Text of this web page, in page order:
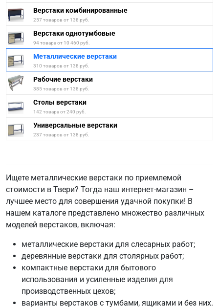
Верстаки комбинированные
257 товаров от 138 руб.
Верстаки однотумбовые
94 товара от 10 460 руб.
Металлические верстаки
310 товаров от 138 руб.
Рабочие верстаки
385 товаров от 138 руб.
Столы верстаки
142 товара от 240 руб.
Универсальные верстаки
237 товаров от 138 руб.
Ищете металлические верстаки по приемлемой
стоимости в Твери? Тогда наш интернет-магазин –
лучшее место для совершения удачной покупки! В
нашем каталоге представлено множество различных
моделей верстаков, включая:
металлические верстаки для слесарных работ;
деревянные верстаки для столярных работ;
компактные верстаки для бытового
использования и усиленные изделия для
производственных цехов;
варианты верстаков с тумбами, ящиками и без них.